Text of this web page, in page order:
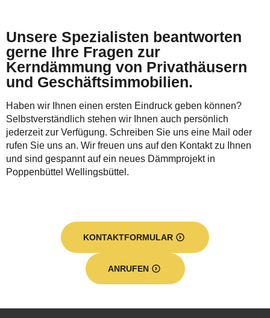
Unsere Spezialisten beantworten
gerne Ihre Fragen zur
Kerndämmung von Privathäusern
und Geschäftsimmobilien.
Haben wir Ihnen einen ersten Eindruck geben können?
Selbstverständlich stehen wir Ihnen auch persönlich
jederzeit zur Verfügung. Schreiben Sie uns eine Mail oder
rufen Sie uns an. Wir freuen uns auf den Kontakt zu Ihnen
und sind gespannt auf ein neues Dämmprojekt in
Poppenbüttel Wellingsbüttel.
KONTAKTFORMULAR
ANRUFEN